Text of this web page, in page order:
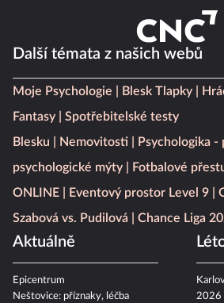
Další témata z našich webů
Moje Psychologie Blesk Tlapky
Fantasy
Spotřebitelské testy
Blesku
Nemovitosti
Psychologika
psychologické mýty
Fotbalové
ONLINE
Eventový prostor Level 9
Szabová vs. Pudilová
Chance Liga
Aktuálně
Epicentrum
Neštovice: příznaky, léčba
2026